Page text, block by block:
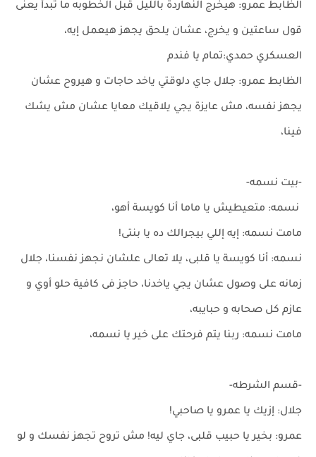
الظابط عمرو: هيخرج النهاردة بالليل قبل الخطوبه ما تبدأ يعنى
قول ساعتين و يخرج، عشان يلحق يجهز هيعمل إيه،
العسكري حمدي:تمام يا فندم
الظابط عمرو: جلال جاي دلوقتي ياخد حاجات و هيروح عشان
يجهز نفسه، مش عايزة يجي يلاقيك معايا عشان مش يشك
فينا،
-بيت نسمه-
نسمه: متعيطيش يا ماما أنا كويسة أهو،
مامت نسمه: إيه إللي بيجرالك ده يا بنتى!
نسمه: أنا كويسة يا قلبى، يلا تعالى علشان نجهز نفسنا، جلال
زمانه على وصول عشان يجي ياخدنا، حاجز فى كافية حلو أوي و
عازم كل صحابه و حبايبه،
مامت نسمه: ربنا يتم فرحتك على خير يا نسمه،
-قسم الشرطه-
جلال: إزيك يا عمرو يا صاحبي!
عمرو: بخير يا حبيب قلبى، جاي ليه! مش تروح تجهز نفسك و لو